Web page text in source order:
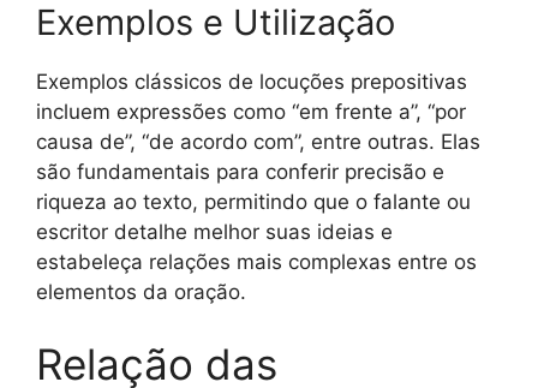
Exemplos e Utilização
Exemplos clássicos de locuções prepositivas
incluem expressões como “em frente a”, “por
causa de”, “de acordo com”, entre outras. Elas
são fundamentais para conferir precisão e
riqueza ao texto, permitindo que o falante ou
escritor detalhe melhor suas ideias e
estabeleça relações mais complexas entre os
elementos da oração.
Relação das